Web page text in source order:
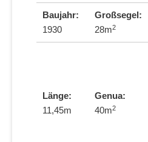
Baujahr:
1930
Großsegel:
28m2
Länge:
11,45m
Genua:
40m2